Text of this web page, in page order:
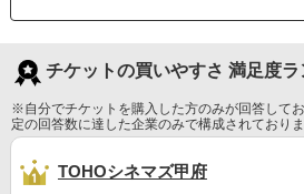
チケットの買いやすさ 満足度
※自分でチケットを購入した方のみが回答して
定の回答数に達した企業のみで構成されておりま
TOHOシネマズ甲府